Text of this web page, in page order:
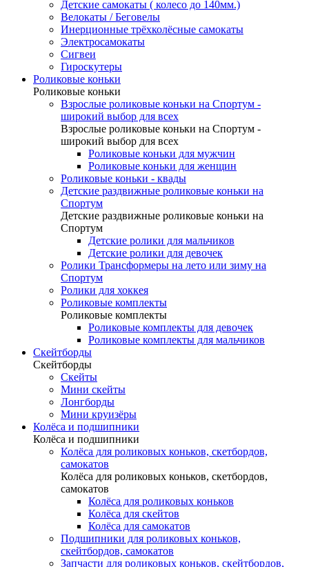
Детские самокаты ( колесо до 140мм.)
Велокаты / Беговелы
Инерционные трёхколёсные самокаты
Электросамокаты
Сигвеи
Гироскутеры
Роликовые коньки
Роликовые коньки
Взрослые роликовые коньки на Спортум -
широкий выбор для всех
Взрослые роликовые коньки на Спортум -
широкий выбор для всех
Роликовые коньки для мужчин
Роликовые коньки для женщин
Роликовые коньки - квады
Детские раздвижные роликовые коньки на
Спортум
Детские раздвижные роликовые коньки на
Спортум
Детские ролики для мальчиков
Детские ролики для девочек
Ролики Трансформеры на лето или зиму на
Спортум
Ролики для хоккея
Роликовые комплекты
Роликовые комплекты
Роликовые комплекты для девочек
Роликовые комплекты для мальчиков
Скейтборды
Скейтборды
Скейты
Мини скейты
Лонгборды
Мини круизёры
Колёса и подшипники
Колёса и подшипники
Колёса для роликовых коньков, скетбордов,
самокатов
Колёса для роликовых коньков, скетбордов,
самокатов
Колёса для роликовых коньков
Колёса для скейтов
Колёса для самокатов
Подшипники для роликовых коньков,
скейтбордов, самокатов
Запчасти для роликовых коньков, скейтбордов,